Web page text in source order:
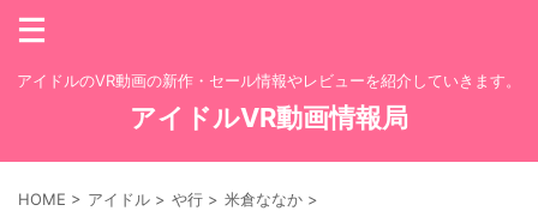
アイドルのVR動画の新作・セール情報やレビューを紹介していきます。
アイドルVR動画情報局
HOME > アイドル > や行 > 米倉ななか >